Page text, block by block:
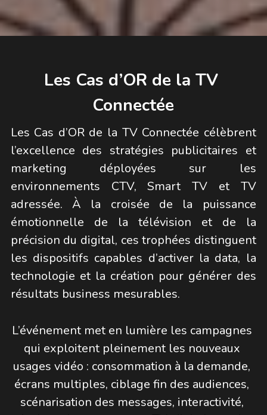
Les Cas d’OR de la TV
Connectée
Les Cas d’OR de la TV Connectée célèbrent
l’excellence des stratégies publicitaires et
marketing déployées sur les
environnements CTV, Smart TV et TV
adressée. À la croisée de la puissance
émotionnelle de la télévision et de la
précision du digital, ces trophées distinguent
les dispositifs capables d’activer la data, la
technologie et la création pour générer des
résultats business mesurables.
L’événement met en lumière les campagnes
qui exploitent pleinement les nouveaux
usages vidéo : consommation à la demande,
écrans multiples, ciblage fin des audiences,
scénarisation des messages, interactivité,